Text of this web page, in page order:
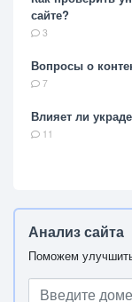
сайте?
3
Вопросы о
7
Влияет ли
11
Анализ сайта
Поможем